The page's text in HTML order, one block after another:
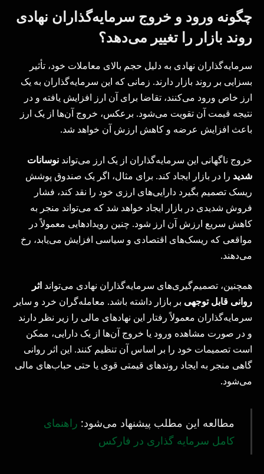
چگونه ورود و خروج سرمایه‌گذاران نهادی
روند بازار را تغییر می‌دهد؟
سرمایه‌گذاران نهادی به دلیل حجم بالای معاملات خود، تأثیر
بسزایی بر روند بازار دارند. زمانی که این سرمایه‌گذاران به یک
ارز خاص ورود می‌کنند، تقاضا برای آن ارز افزایش یافته و در
نتیجه قیمت آن تقویت می‌شود. برعکس، خروج آن‌ها از یک ارز
باعث افزایش عرضه و کاهش ارزش آن خواهد شد.
خروج ناگهانی این سرمایه‌گذاران از یک ارز می‌تواند نوسانات
شدید را در بازار ایجاد کند. برای مثال، اگر یک صندوق پوشش
ریسک تصمیم بگیرد دارایی‌های ارزی خود را نقد کند، فشار
فروش شدیدی در بازار ایجاد خواهد شد که می‌تواند منجر به
کاهش سریع ارزش آن ارز شود. چنین رویدادهایی معمولاً در
مواقعی که ریسک‌های اقتصادی و سیاسی افزایش می‌یابد، رخ
می‌دهند.
همچنین، تصمیم‌گیری‌های سرمایه‌گذاران نهادی می‌تواند اثر
روانی قابل توجهی بر بازار داشته باشد. معامله‌گران خرد و سایر
سرمایه‌گذاران معمولاً رفتار این نهادهای مالی را زیر نظر دارند
و در صورت مشاهده ورود یا خروج آن‌ها از یک دارایی، ممکن
است تصمیمات خود را بر اساس آن تنظیم کنند. این اثر روانی
گاهی منجر به ایجاد روندهای قیمتی قوی یا حتی حباب‌های مالی
می‌شود.
مطالعه این مطلب پیشنهاد می‌شود: راهنمای
کامل سرمایه گذاری در فارکس